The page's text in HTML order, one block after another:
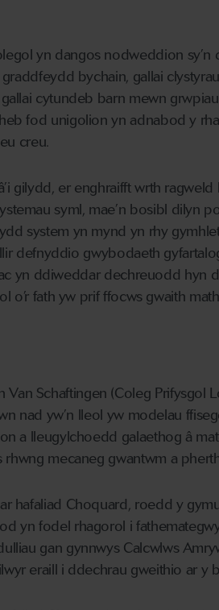
yn dangos nodweddion sy’n
bychain, gallai
cytundeb barn mewn
fod unigolion yn adnabod y
creu.
gilydd, er enghraifft wrth
syml, mae’n bosibl dilyn
system yn mynd yn rhy
defnyddio gwybodaeth
yn ddiweddar dechreuodd hyn
o’r fath yw prif ffocws gwaith
Schaftingen (Coleg Prifysgol
nad yw’n lleol yw modelau
a lleugylchoedd galaethog â
mecaneg gwantwm a
hafaliad Choquard, roedd y
yn fodel rhagorol i
gan gynnwys Calcwlws
eraill i ddechrau gweithio ar y